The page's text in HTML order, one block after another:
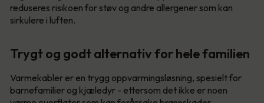
reduseres risikoen for støv og andre allergener som kan
sirkulere i luften.
Trygt og godt alternativ for hele familien
Varmekabler er en trygg oppvarmingsløsning, spesielt for
barnefamilier og kjæledyr - ettersom det ikke er noen